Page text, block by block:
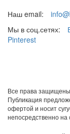
Наш email:
Мы в соц.сетях:
Pinterest
Все права
Публикация
офертой и носит
непосредственно на